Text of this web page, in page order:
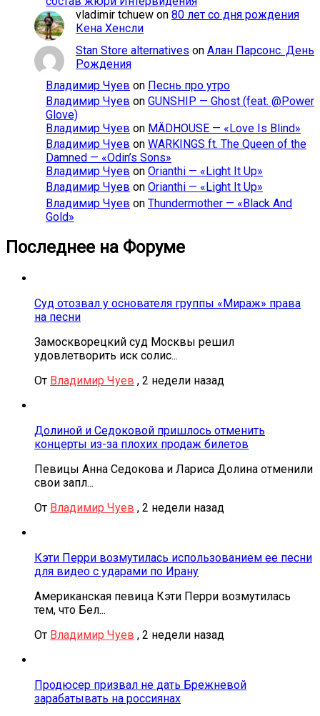
vladimir tchuew on 80 лет со дня рождения
Кена Хенсли
Stan Store alternatives on Алан Парсонс. День
Рождения
Владимир Чуев on Песнь про утро
Владимир Чуев on GUNSHIP — Ghost (feat. @Power
Glove)
Владимир Чуев on MÄDHOUSE — «Love Is Blind»
Владимир Чуев on WARKINGS ft. The Queen of the
Damned — «Odin’s Sons»
Владимир Чуев on Orianthi — «Light It Up»
Владимир Чуев on Orianthi — «Light It Up»
Владимир Чуев on Thundermother — «Black And
Gold»
Последнее на Форуме
Суд отозвал у основателя группы «Мираж» права
на песни
Замоскворецкий суд Москвы решил
удовлетворить иск солис...
От Владимир Чуев , 2 недели назад
Долиной и Седоковой пришлось отменить
концерты из-за плохих продаж билетов
Певицы Анна Седокова и Лариса Долина отменили
свои запл...
От Владимир Чуев , 2 недели назад
Кэти Перри возмутилась использованием ее песни
для видео с ударами по Ирану
Американская певица Кэти Перри возмутилась
тем, что Бел...
От Владимир Чуев , 2 недели назад
Продюсер призвал не дать Брежневой
зарабатывать на россиянах